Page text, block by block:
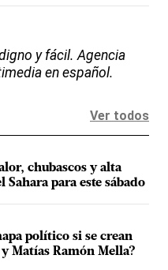
y fácil. Agencia
en español.
Ver todos
chubascos y alta
para este sábado
político si se crean
Matías Ramón Mella?